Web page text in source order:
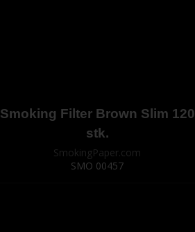
Smoking Filter Brown Slim 120
stk.
SmokingPaper.com
SMO 00457